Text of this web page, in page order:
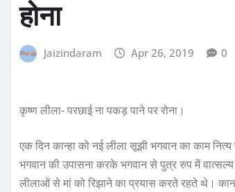
होना
Jaizindaram Apr 26, 2019 0
कृष्ण लीला- परछाई ना पकड़ पाने पर रोना।
एक दिन कान्हा को नई लीला सूझी भगवान का काम
भगवान की उपासना करके भगवान से पुत्र रुप में
लीलाओं से मां को रिझाने का प्रयास करते रहते थे।